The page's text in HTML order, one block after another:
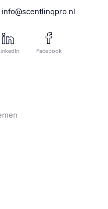
info@scentlinqpro.nl
Facebook